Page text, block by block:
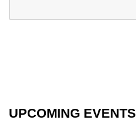
UPCOMING EVENTS